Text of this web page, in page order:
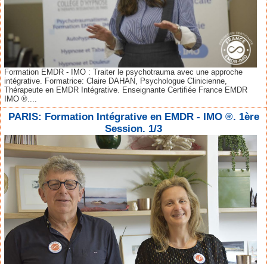
Formation EMDR - IMO : Traiter le psychotrauma avec une approche
intégrative. Formatrice: Claire DAHAN, Psychologue Clinicienne,
Thérapeute en EMDR Intégrative. Enseignante Certifiée France EMDR
IMO ®....
PARIS: Formation Intégrative en EMDR - IMO ®. 1ère
Session. 1/3